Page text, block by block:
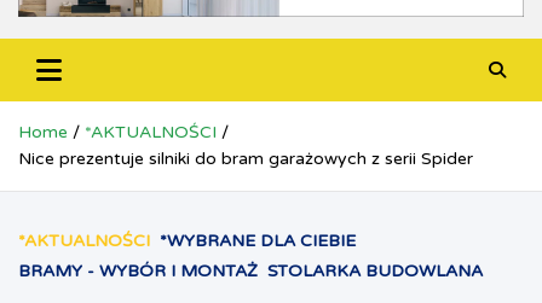
Home
*AKTUALNOŚCI
Nice prezentuje silniki do bram garażowych z serii Spider
*AKTUALNOŚCI *WYBRANE DLA CIEBIE
BRAMY - WYBÓR I MONTAŻ STOLARKA BUDOWLANA